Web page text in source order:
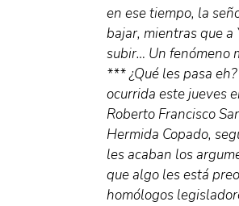
en ese tiempo, la
bajar, mientras que
subir… Un fenómeno
*** ¿Qué les pasa
ocurrida este jueves
Roberto Francisco
Hermida Copado,
les acaban los
que algo les está
homólogos